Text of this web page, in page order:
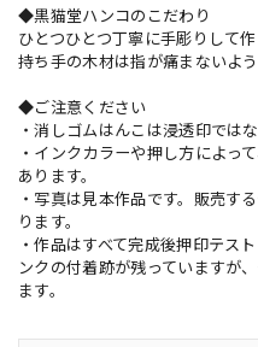
◆黒猫堂ハンコのこだわり
ひとつひとつ丁寧に手彫りして作
持ち手の木材は指が痛まないよ
◆ご注意ください
・消しゴムはんこは浸透印では
・インクカラーや押し方によっ
あります。
・写真は見本作品です。販売す
ります。
・作品はすべて完成後押印テス
ンクの付着跡が残っていますが
ます。